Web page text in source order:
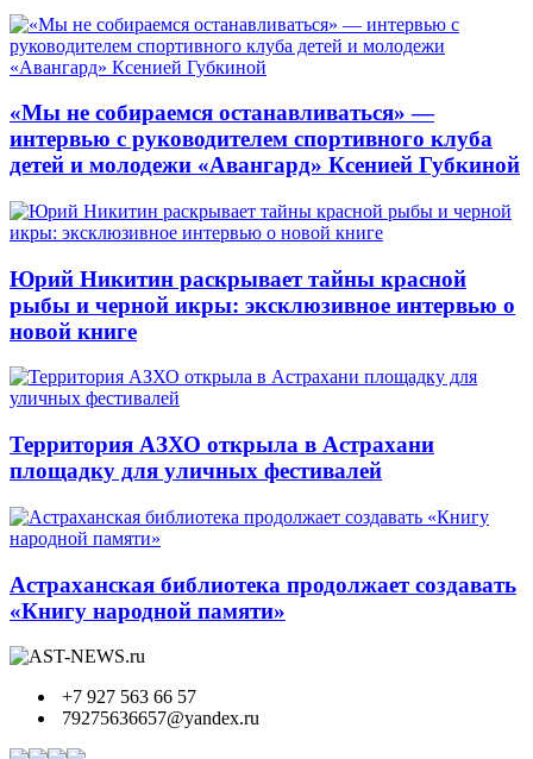
«Мы не собираемся останавливаться» —
интервью с руководителем спортивного клуба
детей и молодежи «Авангард» Ксенией Губкиной
Юрий Никитин раскрывает тайны красной
рыбы и черной икры: эксклюзивное интервью о
новой книге
Территория АЗХО открыла в Астрахани
площадку для уличных фестивалей
Астраханская библиотека продолжает создавать
«Книгу народной памяти»
+7 927 563 66 57
79275636657@yandex.ru